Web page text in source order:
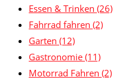
Essen & Trinken (26)
Fahrrad fahren (2)
Garten (12)
Gastronomie (11)
Motorrad Fahren (2)